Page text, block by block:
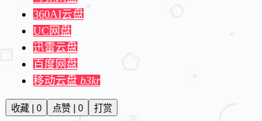
360AI云盘
UC网盘
迅雷云盘
百度网盘
移动云盘 b3kr
收藏 | 0 点赞 | 0 打赏